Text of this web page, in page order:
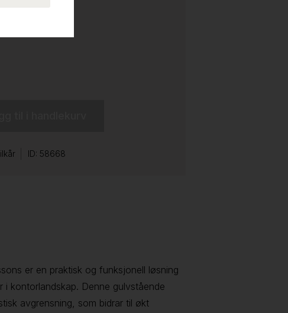
ID: 58668
er en praktisk og funksjonell løsning
kontorlandskap. Denne gulvstående
avgrensning, som bidrar til økt